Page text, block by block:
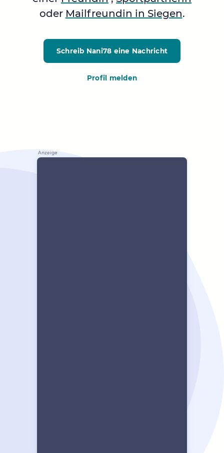
oder Mailfreundin in Siegen.
Schreib Nani78 eine Nachricht
Profil melden